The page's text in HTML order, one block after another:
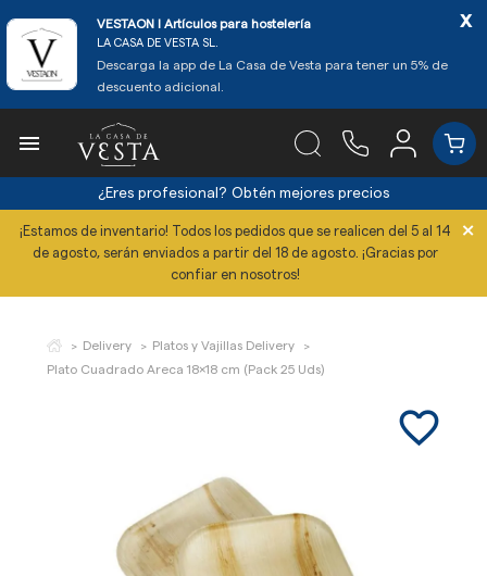
VESTAON l Artículos para hostelería
LA CASA DE VESTA SL.
Descarga la app de La Casa de Vesta para tener un 5% de
descuento adicional.
x

¿Eres profesional? Obtén mejores precios
¡Estamos de inventario! Todos los pedidos que se realicen del 5 al 14
de agosto, serán enviados a partir del 18 de agosto. ¡Gracias por
confiar en nosotros!
×
Delivery
Platos y Vajillas Delivery
Plato Cuadrado Areca 18x18 cm (Pack 25 Uds)
favorite_border